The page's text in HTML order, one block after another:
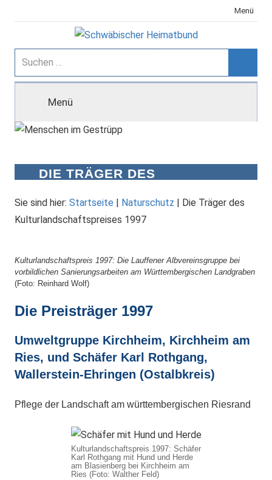
Inhalt
Menü
Schwäbischer
Heimatbund
Suchen
nach:
Menü
DIE TRÄGER DES
1997
Sie sind hier: Startseite | Naturschutz | Die Träger des
Kulturlandschaftspreises 1997
Kulturlandschaftspreis 1997: Die Lauffener Albvereinsgruppe bei
vorbildlichen Sanierungsarbeiten am Württembergischen Landgraben
(Foto: Reinhard Wolf)
Die Preisträger 1997
Umweltgruppe Kirchheim, Kirchheim am
Ries, und Schäfer Karl Rothgang,
Wallerstein-Ehringen (Ostalbkreis)
Pflege der Landschaft am württembergischen Riesrand
Kulturlandschaftspreis 1997: Schäfer
Karl Rothgang mit Hund und Herde
am Blasienberg bei Kirchheim am
Ries (Foto: Walther Feld)